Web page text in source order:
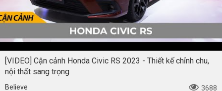
[VIDEO] Cận cảnh Honda Civic RS 2023 - Thiết kế chỉnh chu,
nội thất sang trọng
Believe 3688